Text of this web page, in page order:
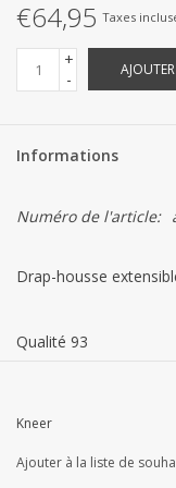
€64,95 Taxes
+
-
Informations
Numéro de l'article:
Drap-housse
Qualité 93
Tissage extra fin,
Kneer
Ajouter à la liste de